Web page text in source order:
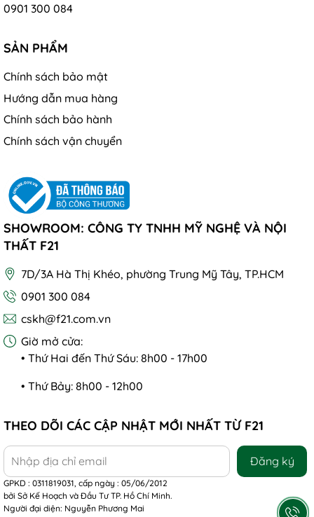
0901 300 084
SẢN PHẨM
Chính sách bảo mật
Hướng dẫn mua hàng
Chính sách bảo hành
Chính sách vận chuyển
SHOWROOM: CÔNG TY TNHH MỸ NGHỆ VÀ NỘI
THẤT F21
7D/3A Hà Thị Khéo, phường Trung Mỹ Tây, TP.HCM
0901 300 084
cskh@f21.com.vn
Giờ mở cửa:
• Thứ Hai đến Thứ Sáu: 8h00 - 17h00
• Thứ Bảy: 8h00 - 12h00
THEO DÕI CÁC CẬP NHẬT MỚI NHẤT TỪ F21
Đăng ký
GPKD : 0311819031, cấp ngày : 05/06/2012
bởi Sở Kế Hoạch và Đầu Tư TP. Hồ Chí Minh.
Người đại diện: Nguyễn Phương Mai